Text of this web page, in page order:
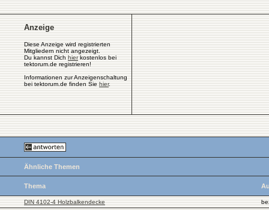
Anzeige
Diese Anzeige wird registrierten
Mitgliedern nicht angezeigt.
Du kannst Dich hierkostenlos bei
tektorum.de registrieren!
Informationen zur Anzeigenschaltung
bei tektorum.de finden Sie hier.
Ähnliche Themen
Thema
DIN 4102-4 Holzbalkendecke